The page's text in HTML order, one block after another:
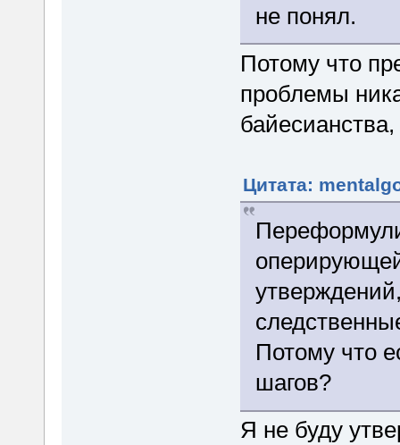
не понял.
Потому что
проблемы
Цитата:
Потому что
шагов?
Я не буду